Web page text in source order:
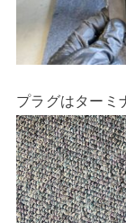
プラグはターミ